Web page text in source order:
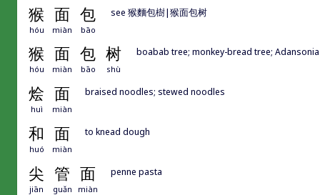
猴 面 包
hóu miàn bāo
see 猴麵包樹|猴面包树
猴 面 包 树
hóu miàn bāo shù
boabab tree; monkey-bread tree;
烩 面
huì miàn
braised noodles; stewed noodles
和 面
huó miàn
to knead dough
尖 管 面
jiān guǎn miàn
penne pasta